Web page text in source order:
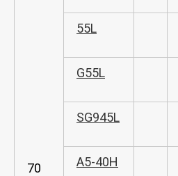
70
55L
G55L
SG945L
A5-40H